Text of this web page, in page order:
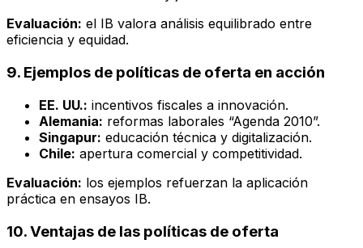
Evaluación: el IB valora análisis equilibrado entre
eficiencia y equidad.
9. Ejemplos de políticas de oferta en acción
EE. UU.: incentivos fiscales a innovación.
Alemania: reformas laborales “Agenda 2010”.
Singapur: educación técnica y digitalización.
Chile: apertura comercial y competitividad.
Evaluación: los ejemplos refuerzan la aplicación
práctica en ensayos IB.
10. Ventajas de las políticas de oferta